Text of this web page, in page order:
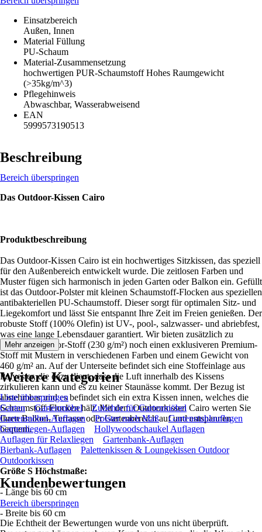
Einsatzbereich
Außen, Innen
Material Füllung
PU-Schaum
Material-Zusammensetzung
hochwertigen PUR-Schaumstoff Hohes Raumgewicht
(>35kg/m^3)
Pflegehinweis
Abwaschbar, Wasserabweisend
EAN
5999573190513
Beschreibung
Bereich überspringen
Das Outdoor-Kissen Cairo
Produktbeschreibung
Das Outdoor-Kissen Cairo ist ein hochwertiges Sitzkissen, das speziell
für den Außenbereich entwickelt wurde. Die zeitlosen Farben und
Muster fügen sich harmonisch in jeden Garten oder Balkon ein. Gefüllt
ist das Outdoor-Polster mit kleinen Schaumstoff-Flocken aus speziellen
antibakteriellen PU-Schaumstoff. Dieser sorgt für optimalen Sitz- und
Liegekomfort und lässt Sie entspannt Ihre Zeit im Freien genießen. Der
robuste Stoff (100% Olefin) ist UV-, pool-, salzwasser- und abriebfest,
was eine lange Lebensdauer garantiert. Wir bieten zusätzlich zu
unserem Outdoor-Stoff (230 g/m²) noch einen exklusiveren Premium-
Stoff mit Mustern in verschiedenen Farben und einem Gewicht von
460 g/m² an. Auf der Unterseite befindet sich eine Stoffeinlage aus
Polyester, die dazu dient, dass die Luft innerhalb des Kissens
zirkulieren kann und es zu keiner Staunässe kommt. Der Bezug ist
abnehmbar und es befindet sich ein extra Kissen innen, welches die
Schaumstoff-Flocken hält. Mit dem Outdoorkissen Cairo werten Sie
Ihren Balkon, Terrasse oder Gartenbereich auf und entspannen
bequem.
Größe S Höchstmaße:
- Länge bis 60 cm
- Breite bis 60 cm
Mehr anzeigen
Weitere Kategorien
Liste überspringen
Garten
Gartenmöbel
Zubehör für Gartenmöbel
Gartenmöbel-Auflagen
Polster nach Maß
Gartenstuhlauflagen
Gartenliegen-Auflagen
Hollywoodschaukel Auflagen
Auflagen für Relaxliegen
Gartenbank-Auflagen
Bierbank-Auflagen
Palettenkissen & Loungekissen Outdoor
Outdoorkissen
Kundenbewertungen
Bereich überspringen
Die Echtheit der Bewertungen wurde von uns nicht überprüft.